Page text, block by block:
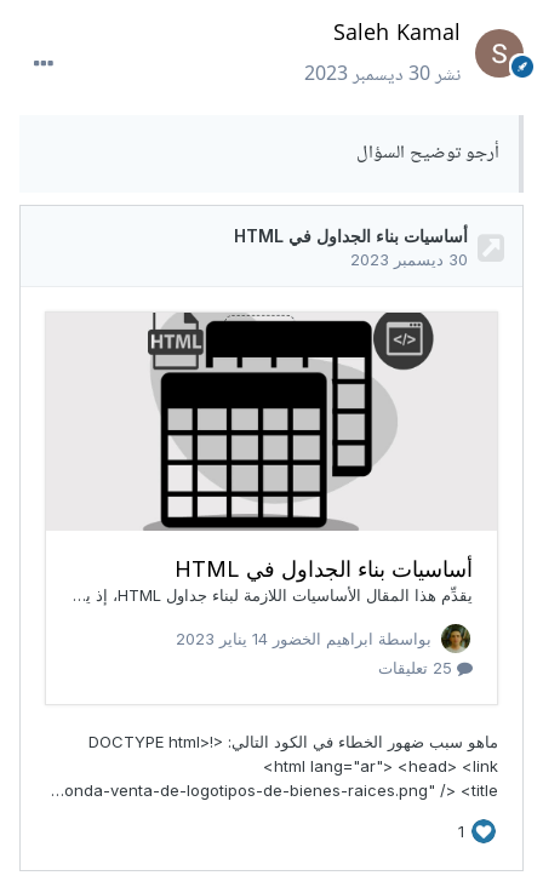
Saleh Kamal
نشر30 ديسمبر 2023
أرجو توضيح السؤال